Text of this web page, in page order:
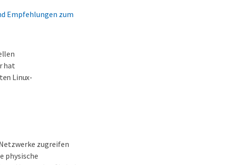
Empfehlungen zum
hat
Linux-
zugreifen
physische